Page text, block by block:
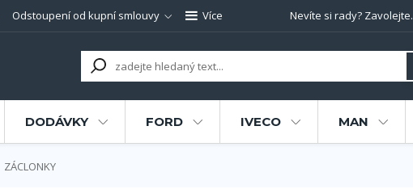
Odstoupení od kupní smlouvy Více Nevíte si rady? Zavolejte.
DODÁVKY FORD IVECO MAN
ZÁCLONKY